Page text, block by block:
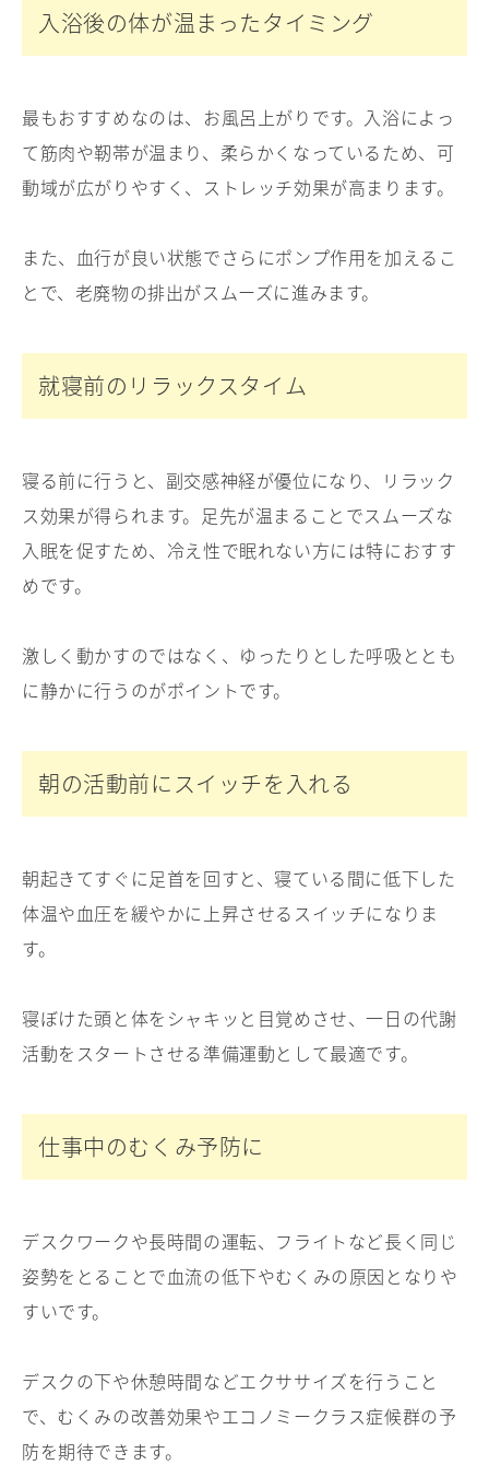
入浴後の体が温まったタイミング
最もおすすめなのは、お風呂上がりです。入浴によっ
て筋肉や靭帯が温まり、柔らかくなっているため、可
動域が広がりやすく、ストレッチ効果が高まります。
また、血行が良い状態でさらにポンプ作用を加えるこ
とで、老廃物の排出がスムーズに進みます。
就寝前のリラックスタイム
寝る前に行うと、副交感神経が優位になり、リラック
ス効果が得られます。足先が温まることでスムーズな
入眠を促すため、冷え性で眠れない方には特におすす
めです。
激しく動かすのではなく、ゆったりとした呼吸ととも
に静かに行うのがポイントです。
朝の活動前にスイッチを入れる
朝起きてすぐに足首を回すと、寝ている間に低下した
体温や血圧を緩やかに上昇させるスイッチになりま
す。
寝ぼけた頭と体をシャキッと目覚めさせ、一日の代謝
活動をスタートさせる準備運動として最適です。
仕事中のむくみ予防に
デスクワークや長時間の運転、フライトなど長く同じ
姿勢をとることで血流の低下やむくみの原因となりや
すいです。
デスクの下や休憩時間などエクササイズを行うこと
で、むくみの改善効果やエコノミークラス症候群の予
防を期待できます。